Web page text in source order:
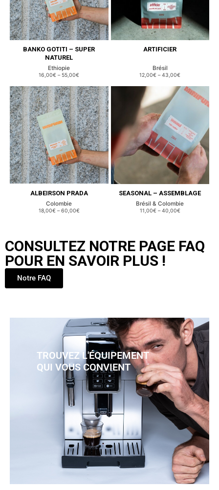
BANKO GOTITI – SUPER
NATUREL
Ethiopie
16,00€ – 55,00€
ARTIFICIER
Brésil
12,00€ –43,00€
ALBEIRSON PRADA
Colombie
18,00€–60,00€
SEASONAL – ASSEMBLAGE
Brésil & Colombie
11,00€–40,00€
CONSULTEZ NOTRE PAGE FAQ
POUR EN SAVOIR PLUS !
Notre FAQ
TROUVEZ L'ÉQUIPEMENT
QUI VOUS CONVIENT